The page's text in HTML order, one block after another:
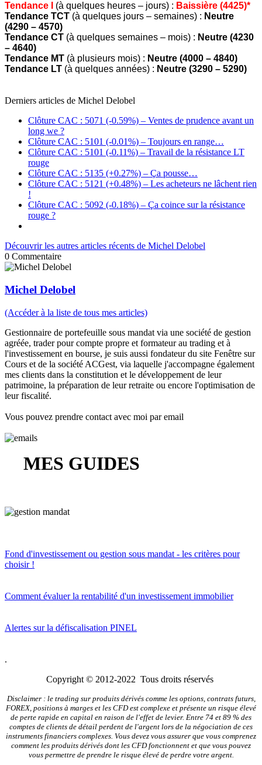
Tendance I (à quelques heures – jours) : Baissière (4425)*
Tendance TCT (à quelques jours – semaines) : Neutre
(4290 – 4570)
Tendance CT (à quelques semaines – mois) : Neutre (4230
– 4640)
Tendance MT (à plusieurs mois) : Neutre (4000 – 4840)
Tendance LT (à quelques années) : Neutre (3290 – 5290)
Derniers articles de Michel Delobel
Clôture CAC : 5071 (-0.59%) – Ventes de prudence avant un
long we ?
Clôture CAC : 5101 (-0.01%) – Toujours en range…
Clôture CAC : 5101 (-0.11%) – Travail de la résistance LT
rouge
Clôture CAC : 5135 (+0.27%) – Ça pousse…
Clôture CAC : 5121 (+0.48%) – Les acheteurs ne lâchent rien
!
Clôture CAC : 5092 (-0.18%) – Ça coince sur la résistance
rouge ?
Découvrir les autres articles récents de Michel Delobel
0 Commentaire
Michel Delobel
(Accéder à la liste de tous mes articles)
Gestionnaire de portefeuille sous mandat via une société de gestion
agréée, trader pour compte propre et formateur au trading et à
l'investissement en bourse, je suis aussi fondateur du site Fenêtre sur
Cours et de la société ACGest, via laquelle j'accompagne également
mes clients dans la constitution et le développement de leur
patrimoine, la préparation de leur retraite ou encore l'optimisation de
leur fiscalité.
Vous pouvez prendre contact avec moi par email
MES GUIDES
Fond d'investissement ou gestion sous mandat - les critères pour
choisir !
Comment évaluer la rentabilité d'un investissement immobilier
Alertes sur la défiscalisation PINEL
.
Copyright © 2012-2022 Tous droits réservés
Disclaimer : le trading sur produits dérivés comme les options, contrats futurs,
FOREX, positions à marges et les CFD est complexe et présente un risque élevé
de perte rapide en capital en raison de l'effet de levier. Entre 74 et 89 % des
comptes de clients de détail perdent de l'argent lors de la négociation de ces
instruments financiers complexes. Vous devez vous assurer que vous comprenez
comment les produits dérivés dont les CFD fonctionnent et que vous pouvez
vous permettre de prendre le risque élevé de perdre votre argent.